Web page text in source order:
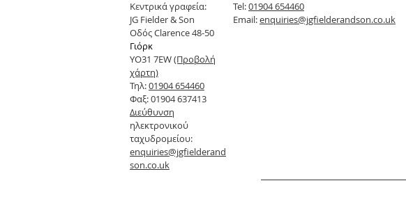
Κεντρικά γραφεία:
JG Fielder & Son
Οδός Clarence 48-50
Γιόρκ
YO31 7EW(Προβολή
χάρτη)
Τηλ:01904 654460
Φαξ: 01904 637413
Διεύθυνση
ηλεκτρονικού
ταχυδρομείου:
enquiries@jgfielderand
son.co.uk
Tel:01904 654460
Email:enquiries@jgfielderandson.co.uk